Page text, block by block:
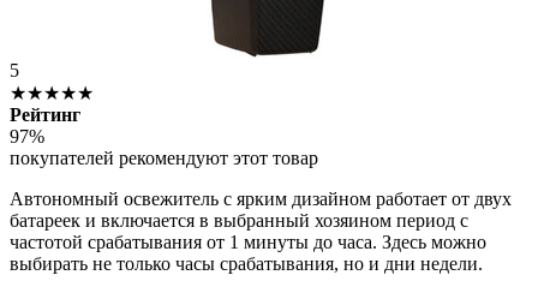
5
★★★★★
Рейтинг
97%
покупателей рекомендуют этот товар
Автономный освежитель с ярким дизайном работает от двух
батареек и включается в выбранный хозяином период с
частотой срабатывания от 1 минуты до часа. Здесь можно
выбирать не только часы срабатывания, но и дни недели.